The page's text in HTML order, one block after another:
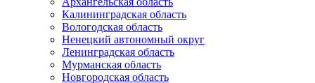
Калининградская область
Вологодская область
Ненецкий автономный округ
Ленинградская область
Мурманская область
Новгородская область